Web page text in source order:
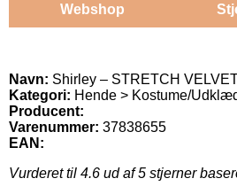
Webshop
Navn: Shirley – STRETCH
Kategori: Hende > Kostume/
Producent:
Varenummer: 37838655
EAN:
Vurderet til 4.6 ud af 5 stjerner